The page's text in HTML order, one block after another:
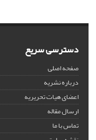
دسترسی سریع
صفحه اصلی
درباره نشریه
اعضای هیات تحریریه
ارسال مقاله
تماس با ما